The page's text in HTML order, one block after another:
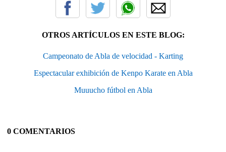
OTROS ARTÍCULOS EN ESTE BLOG:
Campeonato de Abla de velocidad - Karting
Espectacular exhibición de Kenpo Karate en Abla
Muuucho fútbol en Abla
0 COMENTARIOS